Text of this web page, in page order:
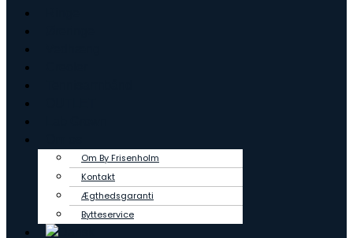
Om By Frisenholm
Kontakt
Ægthedsgaranti
Bytteservice